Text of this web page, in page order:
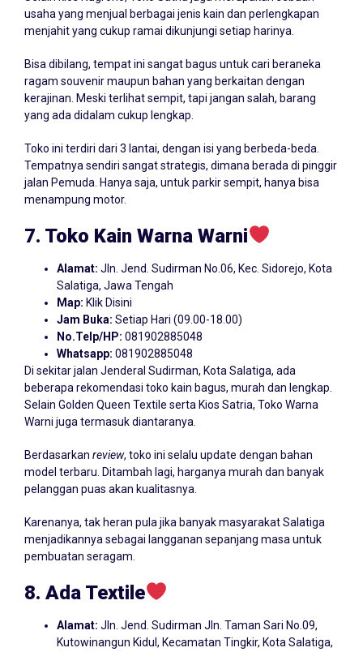
usaha yang menjual berbagai jenis kain dan perlengkapan
menjahit yang cukup ramai dikunjungi setiap harinya.
Bisa dibilang, tempat ini sangat bagus untuk cari beraneka
ragam souvenir maupun bahan yang berkaitan dengan
kerajinan. Meski terlihat sempit, tapi jangan salah, barang
yang ada didalam cukup lengkap.
Toko ini terdiri dari 3 lantai, dengan isi yang berbeda-beda.
Tempatnya sendiri sangat strategis, dimana berada di pinggir
jalan Pemuda. Hanya saja, untuk parkir sempit, hanya bisa
menampung motor.
7. Toko Kain Warna Warni
Alamat: Jln. Jend. Sudirman No.06, Kec. Sidorejo, Kota
Salatiga, Jawa Tengah
Map: Klik Disini
Jam Buka: Setiap Hari (09.00-18.00)
No.Telp/HP: 081902885048
Whatsapp: 081902885048
Di sekitar jalan Jenderal Sudirman, Kota Salatiga, ada
beberapa rekomendasi toko kain bagus, murah dan lengkap.
Selain Golden Queen Textile serta Kios Satria, Toko Warna
Warni juga termasuk diantaranya.
Berdasarkan review, toko ini selalu update dengan bahan
model terbaru. Ditambah lagi, harganya murah dan banyak
pelanggan puas akan kualitasnya.
Karenanya, tak heran pula jika banyak masyarakat Salatiga
menjadikannya sebagai langganan sepanjang masa untuk
pembuatan seragam.
8. Ada Textile
Alamat: Jln. Jend. Sudirman Jln. Taman Sari No.09,
Kutowinangun Kidul, Kecamatan Tingkir, Kota Salatiga,